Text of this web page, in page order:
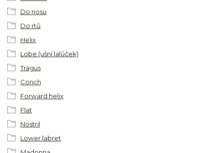
Do nosu
Do rtů
Helix
Lobe (ušní lalůček)
Tragus
Conch
Forward helix
Flat
Nostril
Lower labret